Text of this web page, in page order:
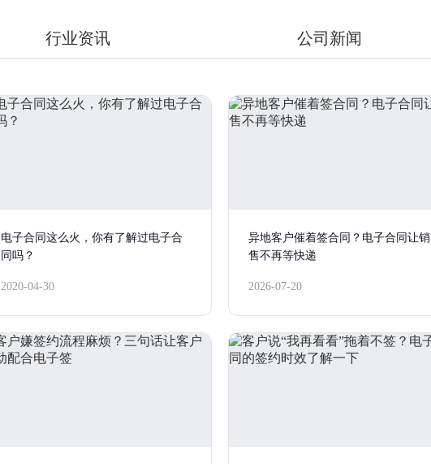
行业资讯 公司新闻
电子合同这么火，你有了解过电子合
同吗？
2020-04-30
异地客户催着签合同？电子合同让销
售不再等快递
2026-07-20